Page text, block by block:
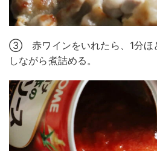
③ 赤ワインをいれたら、1分ほ
しながら煮詰める。